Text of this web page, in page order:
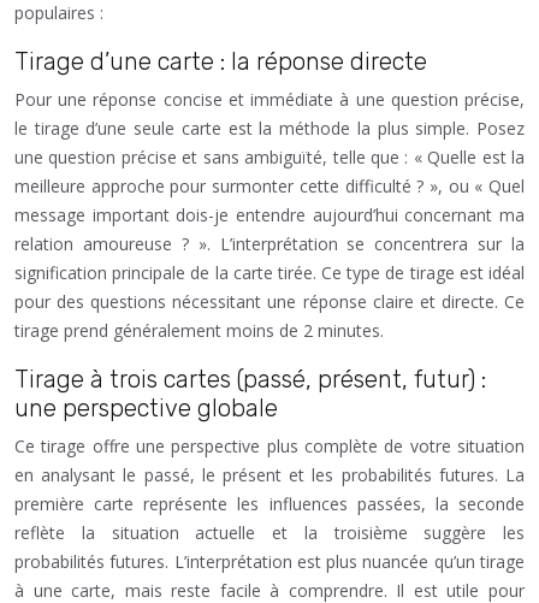
populaires :
Tirage d’une carte : la réponse directe
Pour une réponse concise et immédiate à une question précise,
le tirage d’une seule carte est la méthode la plus simple. Posez
une question précise et sans ambiguïté, telle que : « Quelle est la
meilleure approche pour surmonter cette difficulté ? », ou « Quel
message important dois-je entendre aujourd’hui concernant ma
relation amoureuse ? ». L’interprétation se concentrera sur la
signification principale de la carte tirée. Ce type de tirage est idéal
pour des questions nécessitant une réponse claire et directe. Ce
tirage prend généralement moins de 2 minutes.
Tirage à trois cartes (passé, présent, futur) :
une perspective globale
Ce tirage offre une perspective plus complète de votre situation
en analysant le passé, le présent et les probabilités futures. La
première carte représente les influences passées, la seconde
reflète la situation actuelle et la troisième suggère les
probabilités futures. L’interprétation est plus nuancée qu’un tirage
à une carte, mais reste facile à comprendre. Il est utile pour